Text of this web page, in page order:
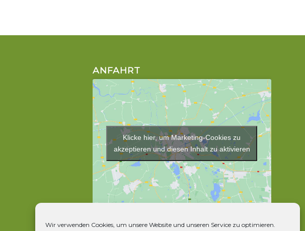
Wir verwenden Cookies, um unsere Website und unseren Service zu optimieren.
ANFAHRT
Klicke hier, um Marketing-Cookies zu
akzeptieren und diesen Inhalt zu aktivieren